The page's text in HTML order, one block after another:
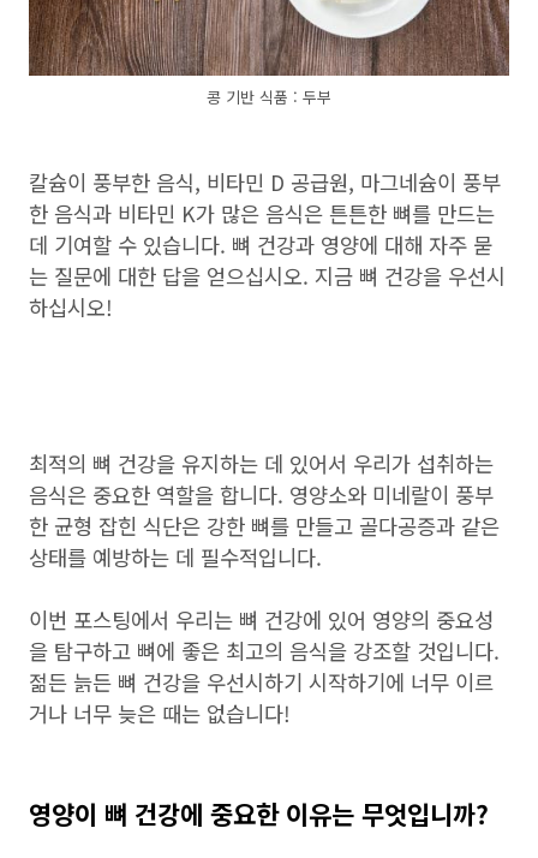
콩 기반 식품 : 두부
칼슘이 풍부한 음식, 비타민 D 공급원, 마그네슘이 풍부
한 음식과 비타민 K가 많은 음식은 튼튼한 뼈를 만드는
데 기여할 수 있습니다. 뼈 건강과 영양에 대해 자주 묻
는 질문에 대한 답을 얻으십시오. 지금 뼈 건강을 우선시
하십시오!
최적의 뼈 건강을 유지하는 데 있어서 우리가 섭취하는
음식은 중요한 역할을 합니다. 영양소와 미네랄이 풍부
한 균형 잡힌 식단은 강한 뼈를 만들고 골다공증과 같은
상태를 예방하는 데 필수적입니다.
이번 포스팅에서 우리는 뼈 건강에 있어 영양의 중요성
을 탐구하고 뼈에 좋은 최고의 음식을 강조할 것입니다.
젊든 늙든 뼈 건강을 우선시하기 시작하기에 너무 이르
거나 너무 늦은 때는 없습니다!
영양이 뼈 건강에 중요한 이유는 무엇입니까?